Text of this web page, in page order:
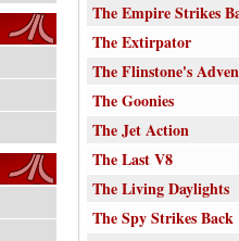
The Empire Strikes
The Extirpator
The Flinstone's
The Goonies
The Jet Action
The Last V8
The Living Daylights
The Spy Strikes Back